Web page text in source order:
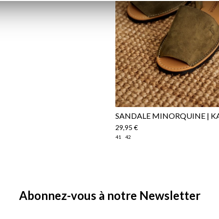
SANDALE MINORQUINE |
29,95 €
41 42
Abonnez-vous à notre Newsletter